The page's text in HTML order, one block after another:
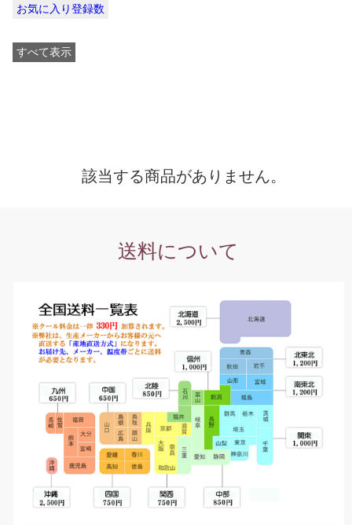
お気に入り登録数
すべて表示
該当する商品がありません。
送料について